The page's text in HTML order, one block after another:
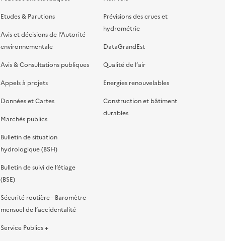
Etudes & Parutions
Avis et décisions de l’Autorité
environnementale
Avis & Consultations publiques
Appels à projets
Données et Cartes
Marchés publics
Bulletin de situation
hydrologique (BSH)
Bulletin de suivi de l’étiage
(BSE)
Sécurité routière - Baromètre
mensuel de l’accidentalité
Service Publics +
Prévisions des crues et
hydrométrie
DataGrandEst
Qualité de l’air
Energies renouvelables
Construction et bâtiment
durables